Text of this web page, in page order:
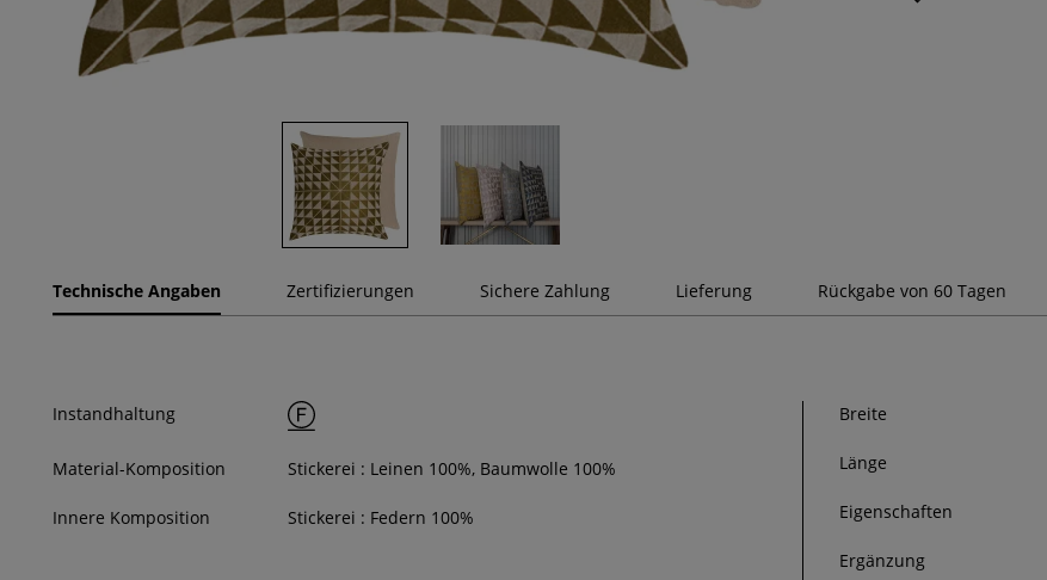
Technische Angaben Zertifizierungen Sichere Zahlung Lieferung Rückgabe von 60 Tagen
Instandhaltung
Material-Komposition Stickerei : Leinen 100%, Baumwolle 100%
Innere Komposition Stickerei : Federn 100%
Breite
Länge
Eigenschaften
Ergänzung